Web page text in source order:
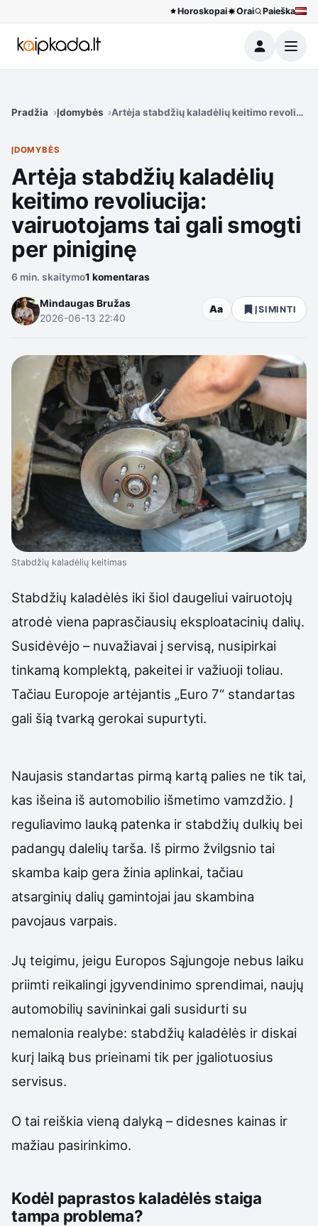
Horoskopai Orai Paieška
Meniu
Pradžia Įdomybės Artėja stabdžių kaladėlių keitimo
ĮDOMYBĖS
Artėja stabdžių kaladėlių
keitimo revoliucija:
vairuotojams tai gali smogti
per piniginę
6 min. skaitymo1 komentaras
Mindaugas Bružas
2026-06-13 22:40
Aa ĮSIMINTI
Stabdžių kaladėlių keitimas
Stabdžių kaladėlės iki šiol daugeliui vairuotojų
atrodė viena paprasčiausių eksploatacinių dalių.
Susidėvėjo – nuvažiavai į servisą, nusipirkai
tinkamą komplektą, pakeitei ir važiuoji toliau.
Tačiau Europoje artėjantis „Euro 7“ standartas
gali šią tvarką gerokai supurtyti.
Naujasis standartas pirmą kartą palies ne tik tai,
kas išeina iš automobilio išmetimo vamzdžio. Į
reguliavimo lauką patenka ir stabdžių dulkių bei
padangų dalelių tarša. Iš pirmo žvilgsnio tai
skamba kaip gera žinia aplinkai, tačiau
atsarginių dalių gamintojai jau skambina
pavojaus varpais.
Jų teigimu, jeigu Europos Sąjungoje nebus laiku
priimti reikalingi įgyvendinimo sprendimai, naujų
automobilių savininkai gali susidurti su
nemalonia realybe: stabdžių kaladėlės ir diskai
kurį laiką bus prieinami tik per įgaliotuosius
servisus.
O tai reiškia vieną dalyką – didesnes kainas ir
mažiau pasirinkimo.
Kodėl paprastos kaladėlės staiga
tampa problema?